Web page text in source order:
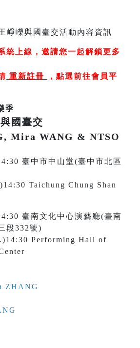
統上線，邀請您一起解鎖更多
重新註冊 ， 點選前往會員平
季
國臺交
Mira WANG & NTSO
臺中市中山堂(臺中市北區
Taichung Chung Shan
臺南文化中心演藝廳(臺南
段332號)
Performing Hall of
ZHANG